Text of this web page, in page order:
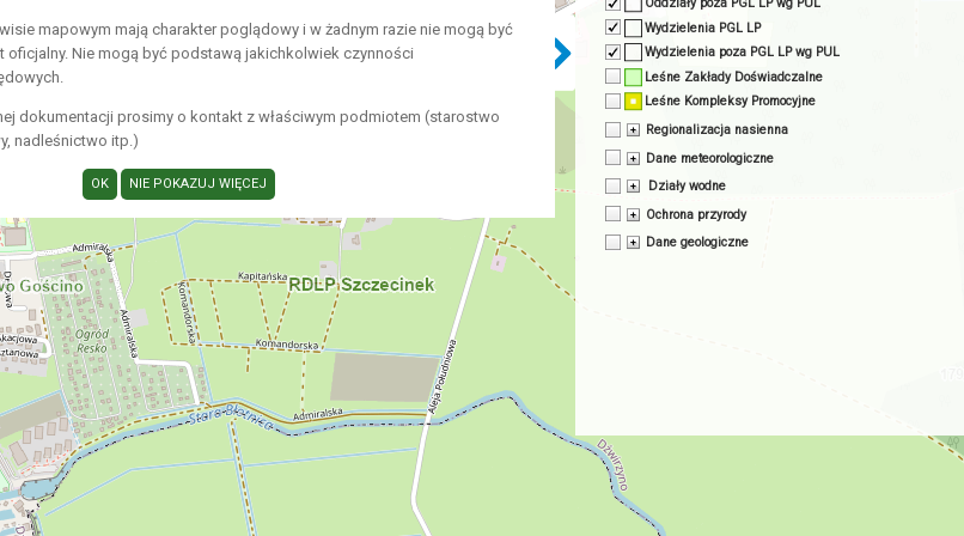
Oddziały poza PGL LP wg PUL
Wydzielenia PGL LP
Wydzielenia poza PGL LP wg PUL
Leśne Zakłady Doświadczalne
Leśne Kompleksy Promocyjne
Regionalizacja nasienna
Dane meteorologiczne
Działy wodne
Ochrona przyrody
Dane geologiczne
mapowym mają charakter poglądowy i w żadnym razie nie mogą być
oficjalny. Nie mogą być podstawą jakichkolwiek czynności
dokumentacji prosimy o kontakt z właściwym podmiotem (starostwo
nadleśnictwo itp.)